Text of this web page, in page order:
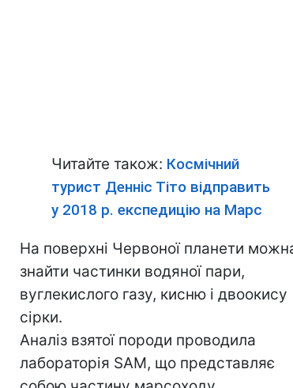
Читайте також: Космічний
турист Денніс Тіто відправить
у 2018 р. експедицію на Марс
На поверхні Червоної планети
знайти частинки водяної пари,
вуглекислого газу, кисню і двоокису
сірки.
Аналіз взятої породи проводила
лабораторія SAM, що представляє